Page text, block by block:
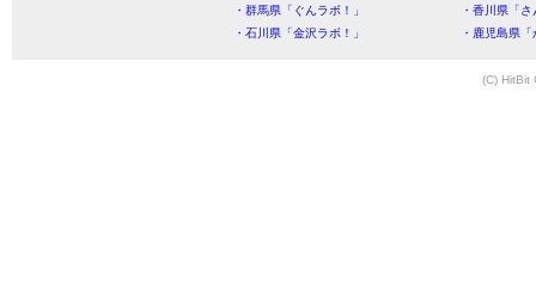
・群馬県「ぐんラボ！」
・香川県「
・石川県「金沢ラボ！」
・鹿児島県
(C) HitBit